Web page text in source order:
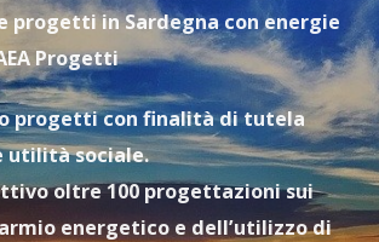
progetti in Sardegna con energie
Progetti
progetti con finalità di tutela
utilità sociale.
oltre 100 progettazioni sui
energetico e dell’utilizzo di